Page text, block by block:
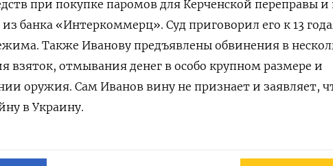
при покупке паромов для Керченской переправы и
из банка «Интеркоммерц». Суд приговорил его к 13
Также Иванову предъявлены обвинения в
взяток, отмывания денег в особо крупном размере и
оружия. Сам Иванов вину не признает и заявляет,
в Украину.